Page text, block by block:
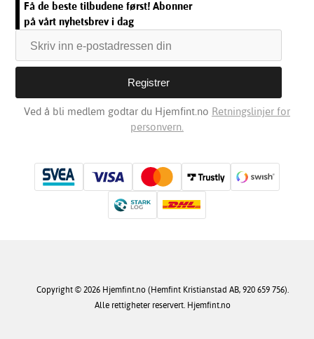
Få de beste tilbudene først! Abonner
på vårt nyhetsbrev i dag
Ved å bli medlem godtar du Hjemfint.no Retningslinjer for
personvern.
Copyright © 2026 Hjemfint.no (Hemfint Kristianstad AB, 920 659 756).
Alle rettigheter reservert. Hjemfint.no